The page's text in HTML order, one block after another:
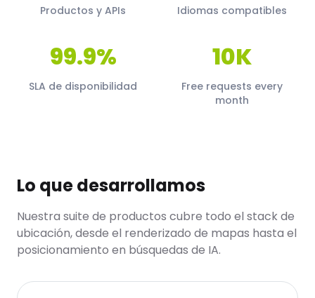
Productos y APIs Idiomas compatibles
99.9%
SLA de disponibilidad
10K
Free requests every
month
Lo que desarrollamos
Nuestra suite de productos cubre todo el stack de
ubicación, desde el renderizado de mapas hasta el
posicionamiento en búsquedas de IA.